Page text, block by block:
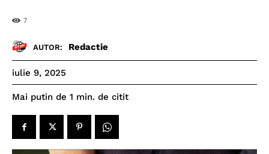
7
AUTOR: Redactie
iulie 9, 2025
Mai putin de 1 min. de citit